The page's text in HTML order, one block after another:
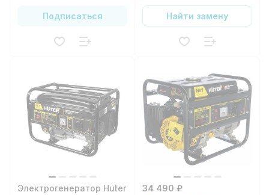
Подписаться Найти замену
Электрогенератор Huter
34 490 ₽